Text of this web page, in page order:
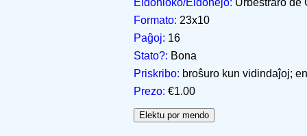
Formato: 23x10
Paĝoj: 16
Stato?: Bona
Priskribo: broŝuro kun vidindaĵoj;
Prezo: €1.00